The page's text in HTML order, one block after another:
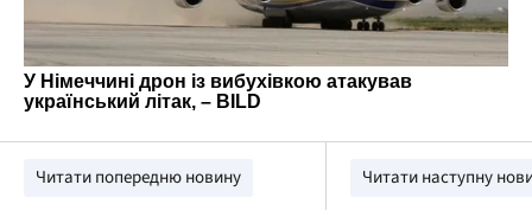
Читати попередню новину Читати наступну